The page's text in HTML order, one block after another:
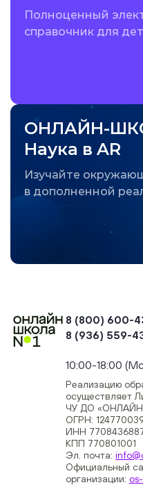
Полноценный
справочник для
ОНЛАЙН-
Наука в AR
Изучайте
в дополненной
8 (800) 600-
8 (936) 559-
10:00-18:00
Реализацию
осуществляет
ЧУ ДО
ОГРН:
ИНН
КПП 770801001
Эл. почта:
Официальный
организации: